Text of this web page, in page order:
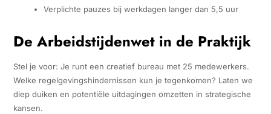
Verplichte pauzes bij werkdagen langer dan 5,5 uur
De Arbeidstijdenwet in de Praktijk
Stel je voor: Je runt een creatief bureau met 25 medewerkers.
Welke regelgevingshindernissen kun je tegenkomen? Laten we
diep duiken en potentiële uitdagingen omzetten in strategische
kansen.